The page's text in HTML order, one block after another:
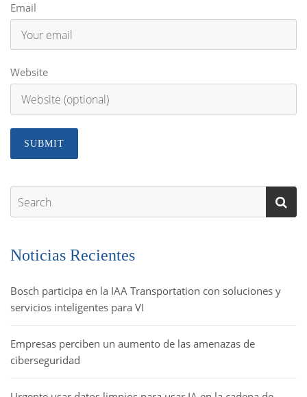
Email
Website
Noticias Recientes
Bosch participa en la IAA Transportation con soluciones y
servicios inteligentes para VI
Empresas perciben un aumento de las amenazas de
ciberseguridad